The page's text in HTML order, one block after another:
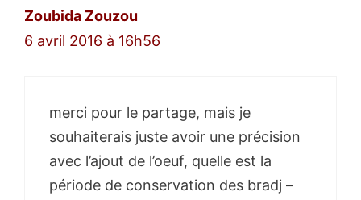
Zoubida Zouzou
6 avril 2016 à 16h56
merci pour le partage, mais je
souhaiterais juste avoir une précision
avec l’ajout de l’oeuf, quelle est la
période de conservation des bradj –